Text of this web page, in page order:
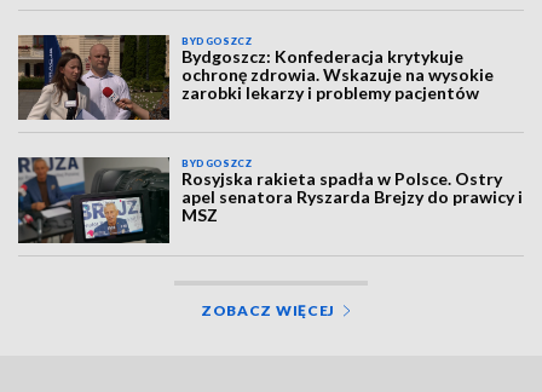
BYDGOSZCZ
Bydgoszcz: Konfederacja krytykuje
ochronę zdrowia. Wskazuje na wysokie
zarobki lekarzy i problemy pacjentów
BYDGOSZCZ
Rosyjska rakieta spadła w Polsce. Ostry
apel senatora Ryszarda Brejzy do prawicy i
MSZ
ZOBACZ WIĘCEJ